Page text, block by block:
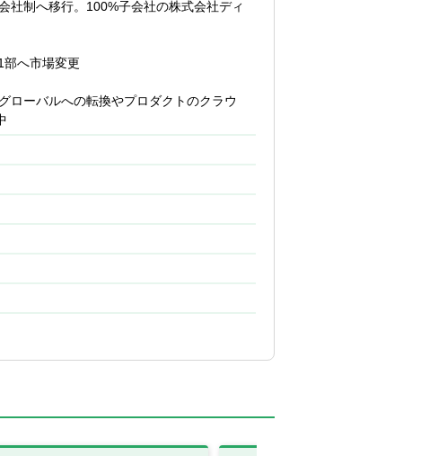
ンサル出身の方がおります。
を用意しています。
スキップ、研修無しとなる場合もございま
員とのランチ会や現場上長、入社日が近い
制へ移行。100%子会社の株式会社ディ
へ市場変更
ーバルへの転換やプロダクトのクラウ